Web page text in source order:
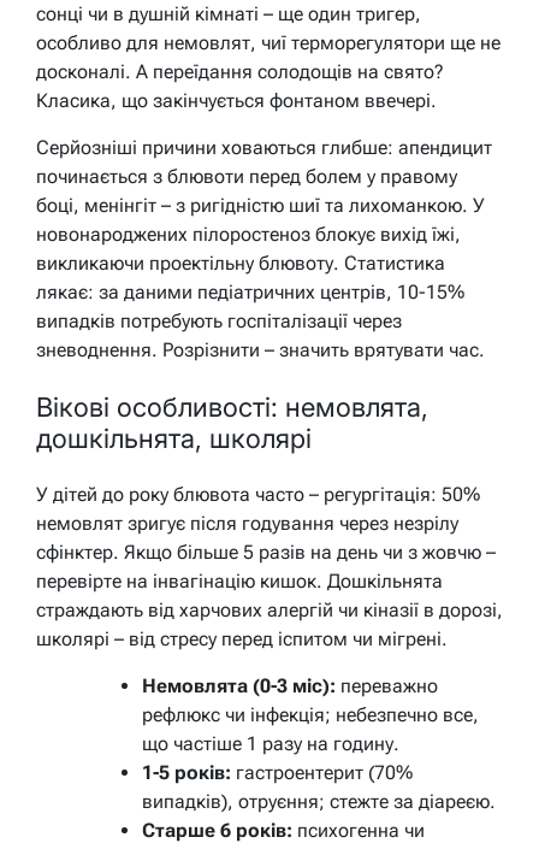
сонці чи в душній кімнаті – ще один тригер,
особливо для немовлят, чиї терморегулятори ще не
досконалі. А переїдання солодощів на свято?
Класика, що закінчується фонтаном ввечері.
Серйозніші причини ховаються глибше: апендицит
починається з блювоти перед болем у правому
боці, менінгіт – з ригідністю шиї та лихоманкою. У
новонароджених пілоростеноз блокує вихід їжі,
викликаючи проектільну блювоту. Статистика
лякає: за даними педіатричних центрів, 10-15%
випадків потребують госпіталізації через
зневоднення. Розрізнити – значить врятувати час.
Вікові особливості: немовлята,
дошкільнята, школярі
У дітей до року блювота часто – регургітація: 50%
немовлят зригує після годування через незрілу
сфінктер. Якщо більше 5 разів на день чи з жовчю –
перевірте на інвагінацію кишок. Дошкільнята
страждають від харчових алергій чи кіназії в дорозі,
школярі – від стресу перед іспитом чи мігрені.
Немовлята (0-3 міс): переважно
рефлюкс чи інфекція; небезпечно все,
що частіше 1 разу на годину.
1-5 років: гастроентерит (70%
випадків), отруєння; стежте за діареєю.
Старше 6 років: психогенна чи